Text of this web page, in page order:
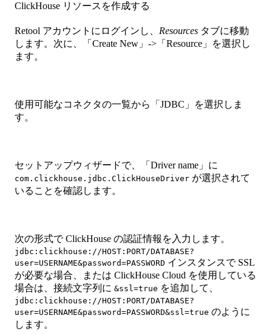
ClickHouse リソースを作成する
Retool アカウントにログインし、 Resources タブに移動
します。次に、「Create New」->「Resource」を選択し
ます。
使用可能なコネクタの一覧から「JDBC」を選択しま
す。
セットアップウィザードで、「Driver name」に
com.clickhouse.jdbc.ClickHouseDriver が選択されて
いることを確認します。
次の形式で ClickHouse の認証情報を入力します。
jdbc:clickhouse://HOST:PORT/DATABASE?
user=USERNAME&password=PASSWORD インスタンスで SSL
が必要な場合、または ClickHouse Cloud を使用している
場合は、接続文字列に &ssl=true を追加して、
jdbc:clickhouse://HOST:PORT/DATABASE?
user=USERNAME&password=PASSWORD&ssl=true のように
します。